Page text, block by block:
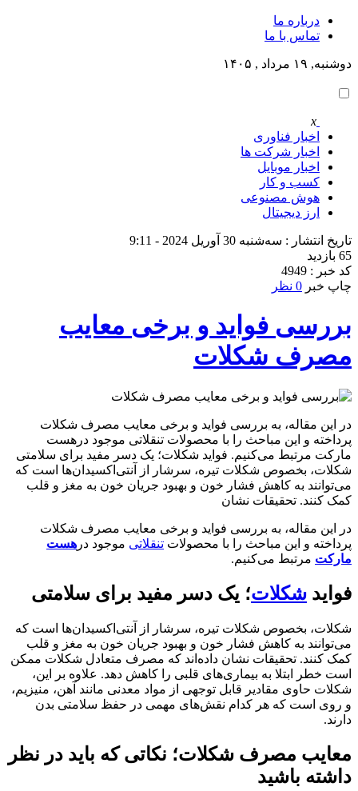
درباره ما
تماس با ما
دوشنبه, ۱۹ مرداد , ۱۴۰۵
x
اخبار فناوری
اخبار شرکت ها
اخبار موبایل
کسب و کار
هوش مصنوعی
ارز دیجیتال
تاریخ انتشار : سه‌شنبه 30 آوریل 2024 - 9:11
65 بازدید
کد خبر : 4949
چاپ خبر 0 نظر
بررسی فواید و برخی معایب
مصرف شکلات
در این مقاله، به بررسی فواید و برخی معایب مصرف شکلات
پرداخته و این مباحث را با محصولات تنقلاتی موجود درهست
مارکت مرتبط می‌کنیم. فواید شکلات؛ یک دسر مفید برای سلامتی
شکلات، بخصوص شکلات تیره، سرشار از آنتی‌اکسیدان‌ها است که
می‌توانند به کاهش فشار خون و بهبود جریان خون به مغز و قلب
کمک کنند. تحقیقات نشان
در این مقاله، به بررسی فواید و برخی معایب مصرف شکلات
پرداخته و این مباحث را با محصولات تنقلاتی موجود در هست
مارکت مرتبط می‌کنیم.
فواید شکلات؛ یک دسر مفید برای سلامتی
شکلات، بخصوص شکلات تیره، سرشار از آنتی‌اکسیدان‌ها است که
می‌توانند به کاهش فشار خون و بهبود جریان خون به مغز و قلب
کمک کنند. تحقیقات نشان داده‌اند که مصرف متعادل شکلات ممکن
است خطر ابتلا به بیماری‌های قلبی را کاهش دهد. علاوه بر این،
شکلات حاوی مقادیر قابل توجهی از مواد معدنی مانند آهن، منیزیم،
و روی است که هر کدام نقش‌های مهمی در حفظ سلامتی بدن
دارند.
معایب مصرف شکلات؛ نکاتی که باید در نظر
داشته باشید